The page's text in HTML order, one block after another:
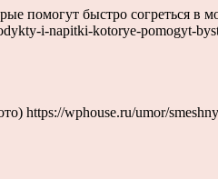
помогут быстро согреться в
i-napitki-kotorye-pomogyt-
https://wphouse.ru/umor/